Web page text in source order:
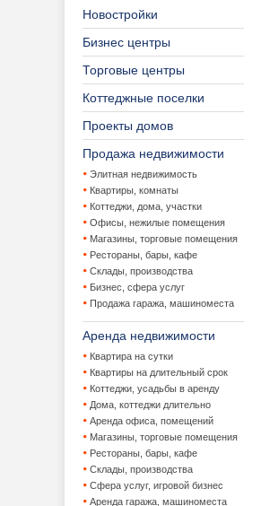
Новостройки
Бизнес центры
Торговые центры
Коттеджные поселки
Проекты домов
Продажа недвижимости
Элитная недвижимость
Квартиры, комнаты
Коттеджи, дома, участки
Офисы, нежилые помещения
Магазины, торговые помещения
Рестораны, бары, кафе
Склады, производства
Бизнес, сфера услуг
Продажа гаража, машиноместа
Аренда недвижимости
Квартира на сутки
Квартиры на длительный срок
Коттеджи, усадьбы в аренду
Дома, коттеджи длительно
Аренда офиса, помещений
Магазины, торговые помещения
Рестораны, бары, кафе
Склады, производства
Сфера услуг, игровой бизнес
Аренда гаража, машиноместа